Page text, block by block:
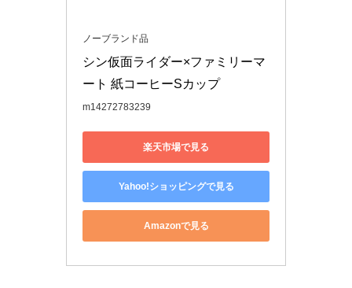
ノーブランド品
シン仮面ライダー×ファミリーマ
ート 紙コーヒーSカップ
m14272783239
楽天市場で見る
Yahoo!ショッピングで見る
Amazonで見る